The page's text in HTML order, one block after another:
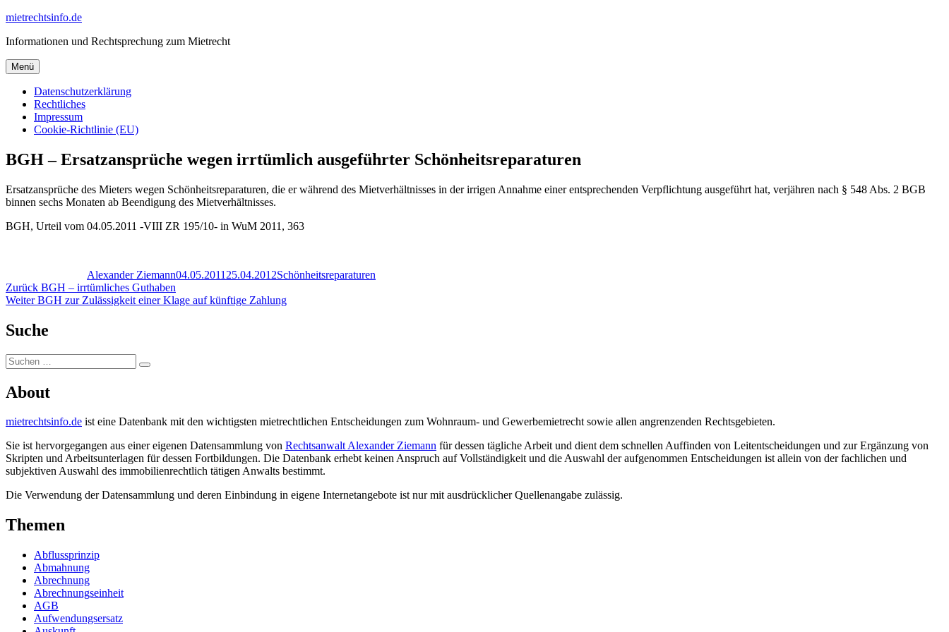
Zum
springen
mietrechtsinfo.de
Informationen und Rechtsprechung zum Mietrecht
Menü
Datenschutzerklärung
Rechtliches
Impressum
Cookie-Richtlinie (EU)
BGH – Ersatzansprüche wegen irrtümlich ausgeführter Schönheitsreparaturen
Ersatzansprüche des Mieters wegen Schönheitsreparaturen, die er während des Mietverhältnisses in der irrigen Annahme einer entsprechenden Verpflichtung ausgeführt hat, verjähren nach § 548 Abs. 2 BGB
binnen sechs Monaten ab Beendigung des Mietverhältnisses.
BGH, Urteil vom 04.05.2011 -VIII ZR 195/10- in WuM 2011, 363
Alexander Ziemann04.05.2011 25.04.2012Schönheitsreparaturen
Beitragsnavigation
Zurück Vorheriger
Beitrag:
BGH – irrtümliches Guthaben
Weiter Nächster
BGH zur Zulässigkeit einer Klage auf künftige Zahlung
Suche
Suchen
nach:
Suchen
About
mietrechtsinfo.de ist eine Datenbank mit den wichtigsten mietrechtlichen Entscheidungen zum Wohnraum- und Gewerbemietrecht sowie allen angrenzenden Rechtsgebieten.
Sie ist hervorgegangen aus einer eigenen Datensammlung von Rechtsanwalt Alexander Ziemann für dessen tägliche Arbeit und dient dem schnellen Auffinden von Leitentscheidungen und zur Ergänzung von
Skripten und Arbeitsunterlagen für dessen Fortbildungen. Die Datenbank erhebt keinen Anspruch auf Vollständigkeit und die Auswahl der aufgenommen Entscheidungen ist allein von der fachlichen und
subjektiven Auswahl des immobilienrechtlich tätigen Anwalts bestimmt.
Die Verwendung der Datensammlung und deren Einbindung in eigene Internetangebote ist nur mit ausdrücklicher Quellenangabe zulässig.
Themen
Abflussprinzip
Abmahnung
Abrechnung
Abrechnungseinheit
AGB
Aufwendungsersatz